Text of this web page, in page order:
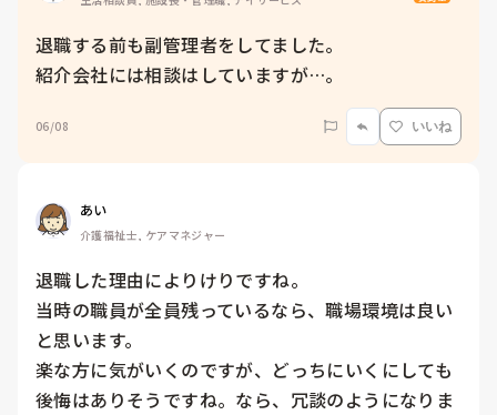
退職する前も副管理者をしてました。
06/08 いいね
あい
介護福祉士, ケアマネジャー
退職した理由によりけりですね。
当時の職員が全員残っているなら、職場環境は良い
と思います。
楽な方に気がいくのですが、どっちにいくにしても
後悔はありそうですね。なら、冗談のようになりま